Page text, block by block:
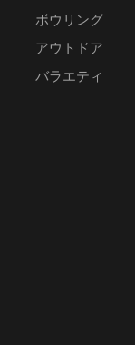
ボウリング
アウトドア
バラエティ